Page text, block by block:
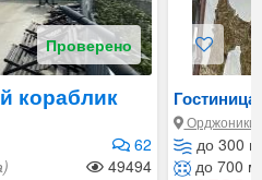
Проверено
кораблик
62
49494
Гостиница
до 300
до 700